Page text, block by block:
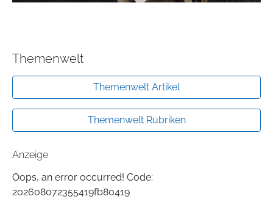
Themenwelt
Themenwelt Artikel
Themenwelt Rubriken
Anzeige
Oops, an error occurred! Code:
202608072355419fb80419